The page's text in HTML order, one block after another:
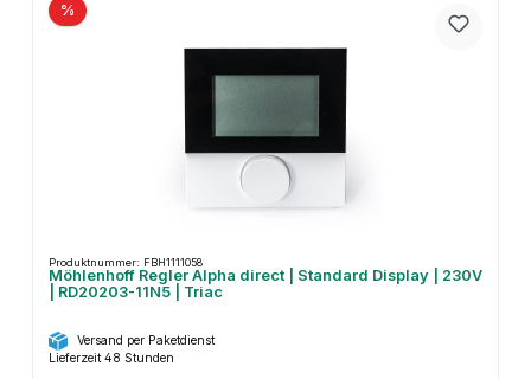
%
Produktnummer: FBH1111058
Möhlenhoff Regler Alpha direct | Standard Display | 230V
| RD20203-11N5 | Triac
Versand per Paketdienst
Lieferzeit 48 Stunden